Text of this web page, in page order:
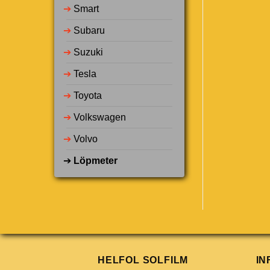
➔ Smart
➔ Subaru
➔ Suzuki
➔ Tesla
➔ Toyota
➔ Volkswagen
➔ Volvo
➔ Löpmeter
HELFOL SOLFILM